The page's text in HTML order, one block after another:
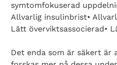
symtomfokuserad
Allvarlig insulinbrist•
Lätt överviktsassocierad•
Det enda som är säkert